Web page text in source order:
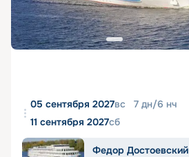
05 сентября 2027вс 7 дн/6 нч
11 сентября 2027сб
Федор Достоевский